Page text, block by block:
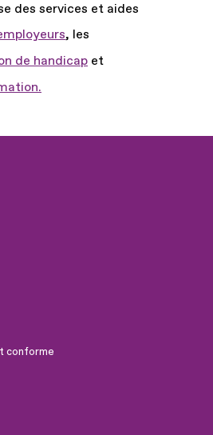
des services et aides
, les
de handicap et
conforme